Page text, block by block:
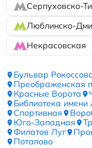
Серпуховско-
Люблинско-
Некрасовская
Бульвар
Преображенская
Красные Ворота
Библиотека имени
Спортивная
Юго-Западная
Филатов Луг
Потапово